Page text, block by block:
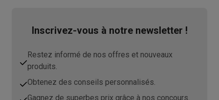
Inscrivez-vous à notre newsletter !
Restez informé de nos offres et nouveaux
produits.
Obtenez des conseils personnalisés.
Gagnez de superbes prix grâce à nos concours.